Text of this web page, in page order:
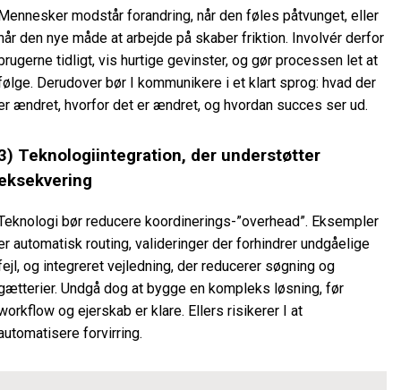
modstår forandring, når den føles påtvunget, eller
den nye måde at arbejde på skaber friktion. Involvér derfor
tidligt, vis hurtige gevinster, og gør processen let at
Derudover bør I kommunikere i et klart sprog: hvad der
ændret, hvorfor det er ændret, og hvordan succes ser ud.
Teknologiintegration, der understøtter
bør reducere koordinerings-”overhead”. Eksempler
automatisk routing, valideringer der forhindrer undgåelige
og integreret vejledning, der reducerer søgning og
Undgå dog at bygge en kompleks løsning, før
og ejerskab er klare. Ellers risikerer I at
forvirring.